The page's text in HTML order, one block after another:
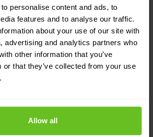
personalise content and ads, to
features and to analyse our traffic.
about your use of our site with
advertising and analytics partners who
other information that you’ve
or that they’ve collected from your use
Allow all
Sie von den besten
und hohen Rabatten.
Ingenieure
Know-how wird unter den